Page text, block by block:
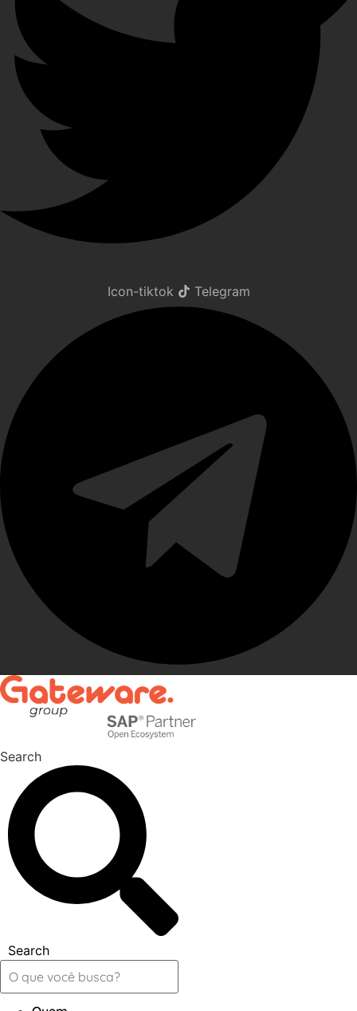
Icon-tiktok Telegram
Search
Search